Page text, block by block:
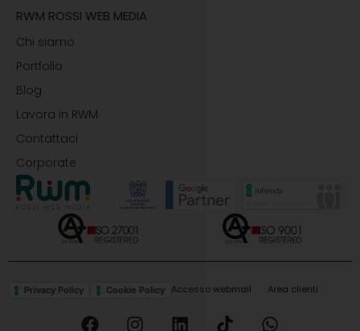
RWM ROSSI WEB MEDIA
Chi siamo
Portfolio
Blog
Lavora in RWM
Contattaci
Corporate
Privacy Policy Cookie Policy Accesso webmail Area clienti